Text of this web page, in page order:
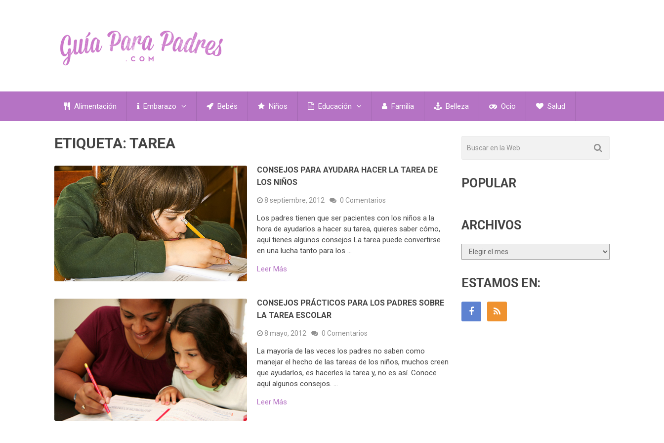
Alimentación Embarazo Bebés Niños Educación Familia Belleza Ocio Salud
ETIQUETA: TAREA
CONSEJOS PARA AYUDARA HACER LA TAREA DE
LOS NIÑOS
8 septiembre, 2012 0 Comentarios
Los padres tienen que ser pacientes con los niños a la
hora de ayudarlos a hacer su tarea, quieres saber cómo,
aquí tienes algunos consejos La tarea puede convertirse
en una lucha tanto para los …
Leer Más
CONSEJOS PRÁCTICOS PARA LOS PADRES SOBRE
LA TAREA ESCOLAR
8 mayo, 2012 0 Comentarios
La mayoría de las veces los padres no saben como
manejar el hecho de las tareas de los niños, muchos creen
que ayudarlos, es hacerles la tarea y, no es así. Conoce
aquí algunos consejos. …
Leer Más
POPULAR
ARCHIVOS
Archivos
ESTAMOS EN: